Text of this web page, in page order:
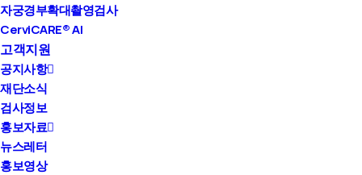
자궁경부확대촬영검사
CerviCARE® AI
고객지원
공지사항
재단소식
검사정보
홍보자료
뉴스레터
홍보영상